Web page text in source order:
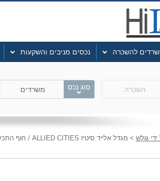
להשכרה נכסים מניבים והשקעות
השכרה משרדים סוג נכס
גולש > מגדל אלייד סיטיז ALLIED CITIES / חוף התכלת – ביג פאשן גלילות / AAA